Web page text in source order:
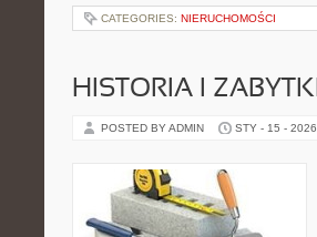
CATEGORIES: NIERUCHOMOŚCI
HISTORIA I ZABYTKI
POSTED BY ADMIN STY - 15 - 2026